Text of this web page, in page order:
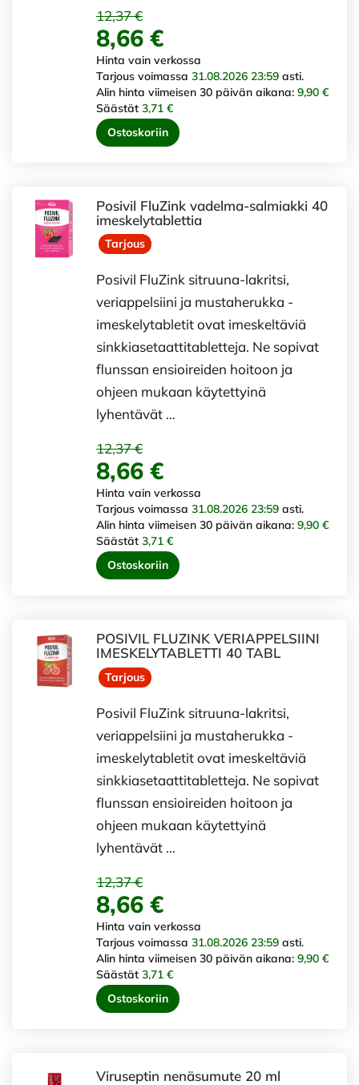
12,37 €
8,66 €
Hinta vain verkossa
Tarjous voimassa 31.08.2026 23:59 asti.
Alin hinta viimeisen 30 päivän aikana: 9,90 €
Säästät 3,71 €
Ostoskoriin
Posivil FluZink vadelma-salmiakki 40
imeskelytablettia
Tarjous
Posivil FluZink sitruuna-lakritsi,
veriappelsiini ja mustaherukka -
imeskelytabletit ovat imeskeltäviä
sinkkiasetaattitabletteja. Ne sopivat
flunssan ensioireiden hoitoon ja
ohjeen mukaan käytettyinä
lyhentävät …
12,37 €
8,66 €
Hinta vain verkossa
Tarjous voimassa 31.08.2026 23:59 asti.
Alin hinta viimeisen 30 päivän aikana: 9,90 €
Säästät 3,71 €
Ostoskoriin
POSIVIL FLUZINK VERIAPPELSIINI
IMESKELYTABLETTI 40 TABL
Tarjous
Posivil FluZink sitruuna-lakritsi,
veriappelsiini ja mustaherukka -
imeskelytabletit ovat imeskeltäviä
sinkkiasetaattitabletteja. Ne sopivat
flunssan ensioireiden hoitoon ja
ohjeen mukaan käytettyinä
lyhentävät …
12,37 €
8,66 €
Hinta vain verkossa
Tarjous voimassa 31.08.2026 23:59 asti.
Alin hinta viimeisen 30 päivän aikana: 9,90 €
Säästät 3,71 €
Ostoskoriin
Viruseptin nenäsumute 20 ml